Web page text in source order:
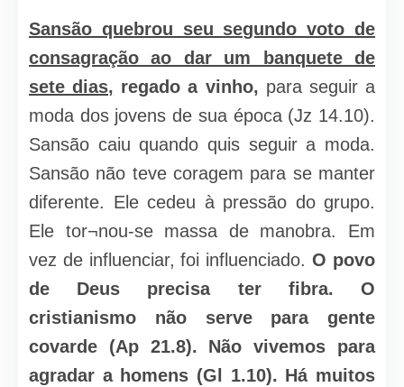
Sansão quebrou seu segundo voto de
consagração ao dar um banquete de
sete dias, regado a vinho, para seguir a
moda dos jovens de sua época (Jz 14.10).
Sansão caiu quando quis seguir a moda.
Sansão não teve coragem para se manter
diferente. Ele cedeu à pressão do grupo.
Ele tor¬nou-se massa de manobra. Em
vez de influenciar, foi influenciado.O povo
de Deus precisa ter fibra. O
cristianismo não serve para gente
covarde (Ap 21.8). Não vivemos para
agradar a homens (Gl 1.10). Há muitos